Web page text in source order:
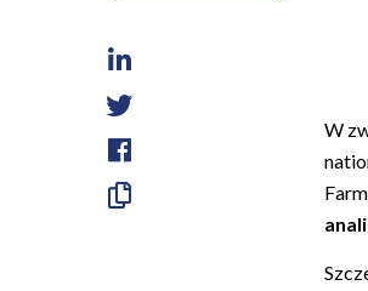
Skopiuj
W